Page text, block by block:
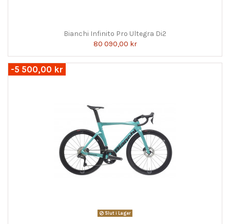
Bianchi Infinito Pro Ultegra Di2
80 090,00 kr
-5 500,00 kr
Slut i Lager